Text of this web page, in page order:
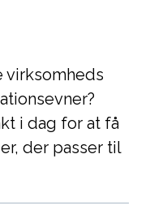
virksomheds
i dag for at få
der passer til